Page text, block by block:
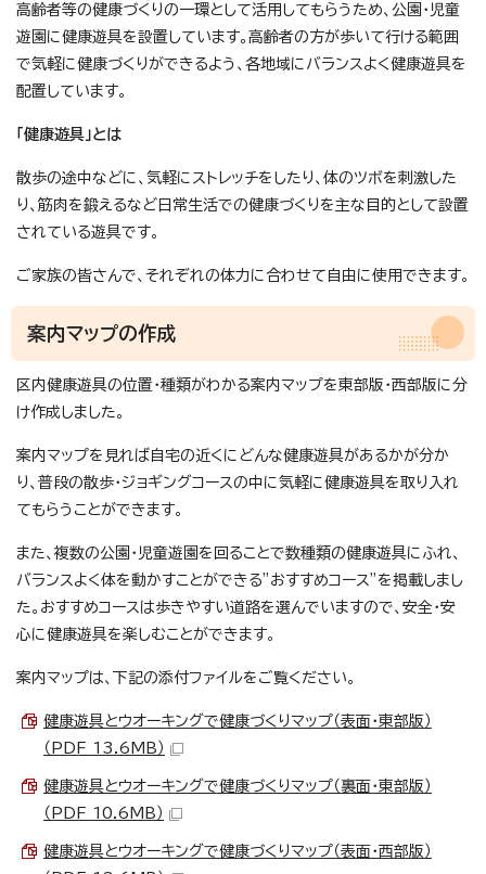
高齢者等の健康づくりの一環として活用してもらうため、公園・児童
遊園に健康遊具を設置しています。高齢者の方が歩いて行ける範囲
で気軽に健康づくりができるよう、各地域にバランスよく健康遊具を
配置しています。
「健康遊具」とは
散歩の途中などに、気軽にストレッチをしたり、体のツボを刺激した
り、筋肉を鍛えるなど日常生活での健康づくりを主な目的として設置
されている遊具です。
ご家族の皆さんで、それぞれの体力に合わせて自由に使用できます。
案内マップの作成
区内健康遊具の位置・種類がわかる案内マップを東部版・西部版に分
け作成しました。
案内マップを見れば自宅の近くにどんな健康遊具があるかが分か
り、普段の散歩・ジョギングコースの中に気軽に健康遊具を取り入れ
てもらうことができます。
また、複数の公園・児童遊園を回ることで数種類の健康遊具にふれ、
バランスよく体を動かすことができる”おすすめコース”を掲載しまし
た。おすすめコースは歩きやすい道路を選んでいますので、安全・安
心に健康遊具を楽しむことができます。
案内マップは、下記の添付ファイルをご覧ください。
健康遊具とウオーキングで健康づくりマップ（表面・東部版）
（PDF 13.6MB）
健康遊具とウオーキングで健康づくりマップ（裏面・東部版）
（PDF 10.6MB）
健康遊具とウオーキングで健康づくりマップ（表面・西部版）